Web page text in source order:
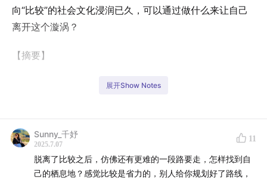
向“比较”的社会文化浸润已久，可以通过做什么来让自己
离开这个漩涡？
【摘要】
让我们立体地看见“比较”这种沟通方式
打压
00:14:43让亲子关系走向对立的“恶魔推手”
展开Show Notes
Sunny_千妤
2025.7.07
11
脱离了比较之后，仿佛还有更难的一段路要走，怎样找到自
己的栖息地？感觉比较是省力的，别人给你规划好了路线，